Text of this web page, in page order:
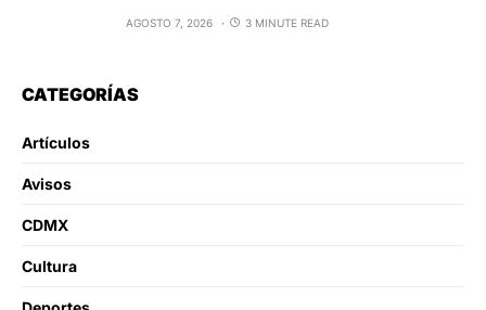
AGOSTO 7, 2026 3 MINUTE READ
CATEGORÍAS
Artículos
Avisos
CDMX
Cultura